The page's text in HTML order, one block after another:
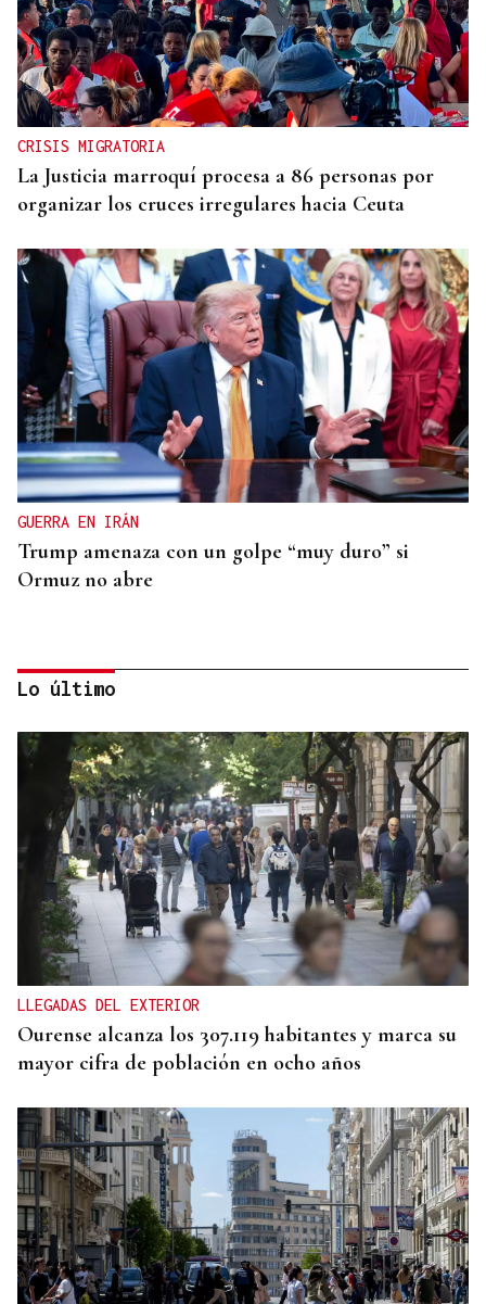
CRISIS MIGRATORIA
La Justicia marroquí procesa a 86 personas por
organizar los cruces irregulares hacia Ceuta
GUERRA EN IRÁN
Trump amenaza con un golpe “muy duro” si
Ormuz no abre
REPRESENTANTE DE EEUU EN BRASILIA
EEUU revoca el visado de la embajadora de Brasil
en el Washington
Lo último
LLEGADAS DEL EXTERIOR
Ourense alcanza los 307.119 habitantes y marca su
mayor cifra de población en ocho años